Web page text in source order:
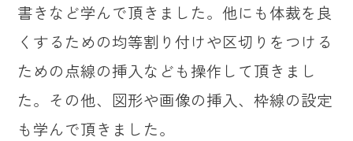
書きなど学んで頂きました。他にも体裁を良
くするための均等割り付けや区切りをつける
ための点線の挿入なども操作して頂きまし
た。その他、図形や画像の挿入、枠線の設定
も学んで頂きました。